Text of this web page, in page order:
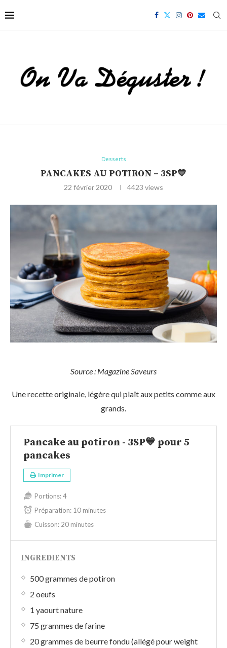
Desserts
PANCAKES AU POTIRON – 3SP💙
22 février 2020 4423 views
Source : Magazine Saveurs
Une recette originale, légère qui plaît aux petits comme aux
grands.
Pancake au potiron - 3SP💙 pour 5
pancakes
Imprimer
Portions:4
Préparation: 10 minutes
Cuisson: 20 minutes
INGREDIENTS
500 grammes de potiron
2 oeufs
1 yaourt nature
75 grammes de farine
20 grammes de beurre fondu (allégé pour weight